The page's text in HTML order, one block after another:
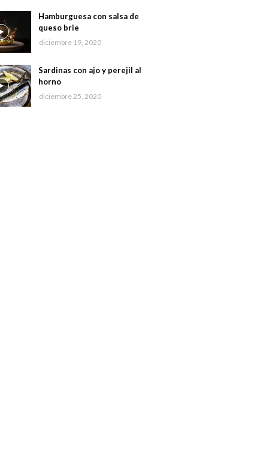
Hamburguesa con salsa de
queso brie
diciembre 19, 2020
Sardinas con ajo y perejil al
horno
diciembre 25, 2020